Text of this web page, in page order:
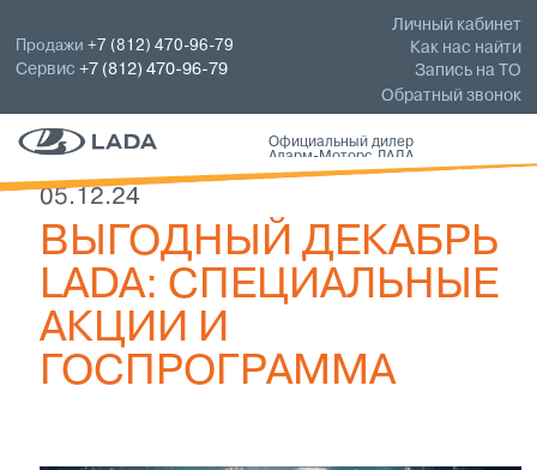
Личный кабинет
Как нас найти
Запись на ТО
Обратный звонок
Продажи+7 (812) 470-96-79
Сервис+7 (812) 470-96-79
Официальный дилер
Аларм-Моторс ЛАДА
05.12.24
ВЫГОДНЫЙ ДЕКАБРЬ
LADA: СПЕЦИАЛЬНЫЕ
АКЦИИ И
ГОСПРОГРАММА